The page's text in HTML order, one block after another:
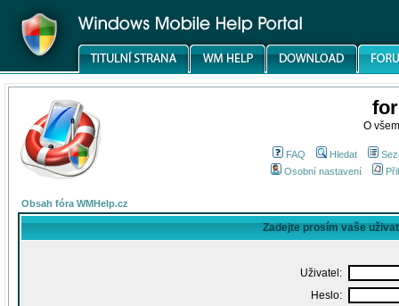
O
FAQ Hledat
Osobní nastavení
Obsah fóra WMHelp.cz
Zadejte prosím vaše
Uživatel:
Heslo: